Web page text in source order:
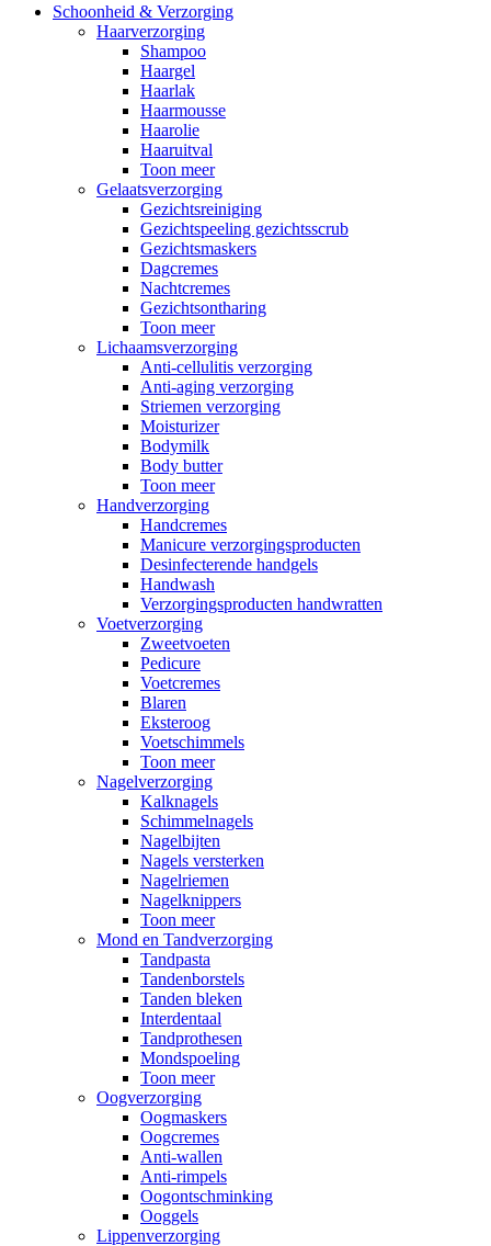
Schoonheid & Verzorging
Haarverzorging
Shampoo
Haargel
Haarlak
Haarmousse
Haarolie
Haaruitval
Toon meer
Gelaatsverzorging
Gezichtsreiniging
Gezichtspeeling gezichtsscrub
Gezichtsmaskers
Dagcremes
Nachtcremes
Gezichtsontharing
Toon meer
Lichaamsverzorging
Anti-cellulitis verzorging
Anti-aging verzorging
Striemen verzorging
Moisturizer
Bodymilk
Body butter
Toon meer
Handverzorging
Handcremes
Manicure verzorgingsproducten
Desinfecterende handgels
Handwash
Verzorgingsproducten handwratten
Voetverzorging
Zweetvoeten
Pedicure
Voetcremes
Blaren
Eksteroog
Voetschimmels
Toon meer
Nagelverzorging
Kalknagels
Schimmelnagels
Nagelbijten
Nagels versterken
Nagelriemen
Nagelknippers
Toon meer
Mond en Tandverzorging
Tandpasta
Tandenborstels
Tanden bleken
Interdentaal
Tandprothesen
Mondspoeling
Toon meer
Oogverzorging
Oogmaskers
Oogcremes
Anti-wallen
Anti-rimpels
Oogontschminking
Ooggels
Lippenverzorging